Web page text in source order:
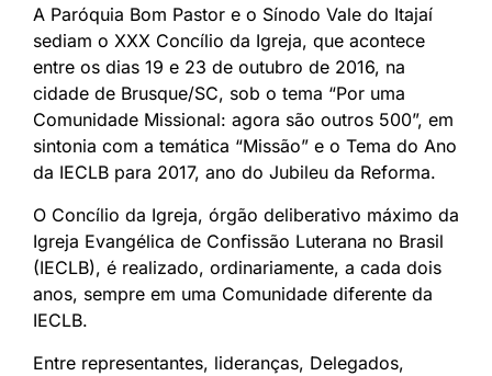
A Paróquia Bom Pastor e o Sínodo Vale do Itajaí
sediam o XXX Concílio da Igreja, que acontece
entre os dias 19 e 23 de outubro de 2016, na
cidade de Brusque/SC, sob o tema “Por uma
Comunidade Missional: agora são outros 500”, em
sintonia com a temática “Missão” e o Tema do Ano
da IECLB para 2017, ano do Jubileu da Reforma.
O Concílio da Igreja, órgão deliberativo máximo da
Igreja Evangélica de Confissão Luterana no Brasil
(IECLB), é realizado, ordinariamente, a cada dois
anos, sempre em uma Comunidade diferente da
IECLB.
Entre representantes, lideranças, Delegados,